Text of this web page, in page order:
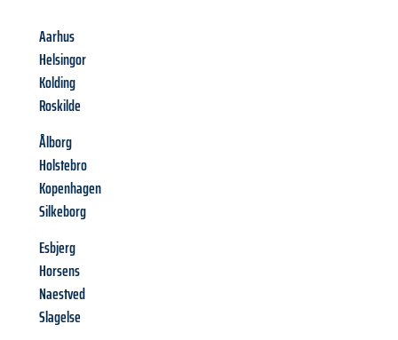
Aarhus
Helsingor
Kolding
Roskilde
Ålborg
Holstebro
Kopenhagen
Silkeborg
Esbjerg
Horsens
Naestved
Slagelse